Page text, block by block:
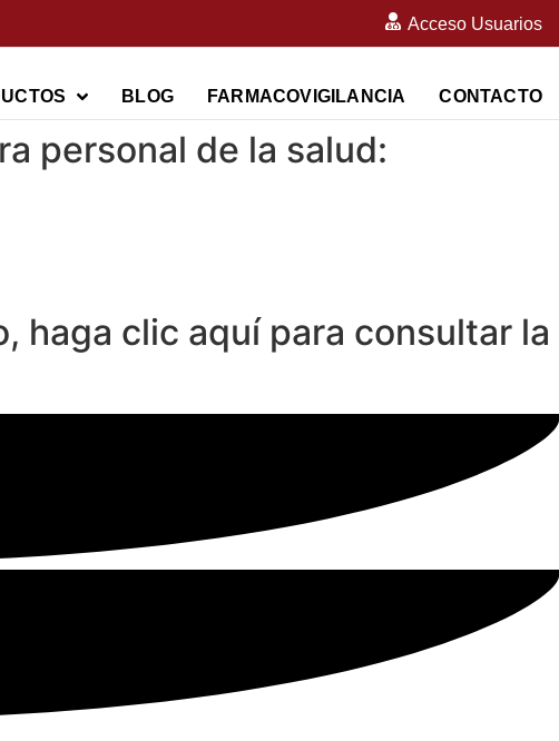
Acceso Usuarios
BLOG FARMACOVIGILANCIA CONTACTO
personal de la salud:
haga clic aquípara consultar la